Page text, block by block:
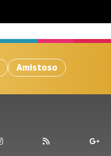
Amistoso